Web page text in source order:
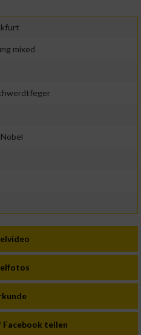
mixed
Facebook teilen